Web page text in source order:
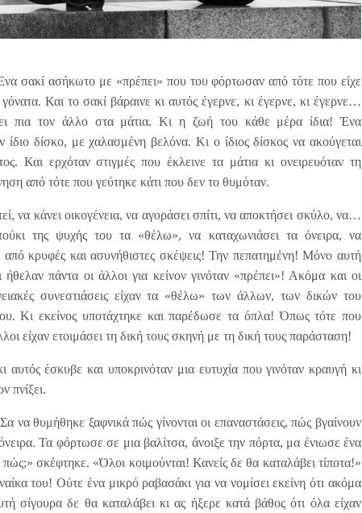
σακί ασήκωτο με «πρέπει» που του φόρτωσαν από τότε που είχε
Και το σακί βάραινε κι αυτός έγερνε, κι έγερνε, κι έγερνε…
πια τον άλλο στα μάτια. Κι η ζωή του κάθε μέρα ίδια! Ένα
δίσκο, με χαλασμένη βελόνα. Κι ο ίδιος δίσκος να ακούγεται
Και ερχόταν στιγμές που έκλεινε τα μάτια κι ονειρευόταν τη
από τότε που γεύτηκε κάτι που δεν το θυμόταν.
να κάνει οικογένεια, να αγοράσει σπίτι, να αποκτήσει σκύλο, να…
της ψυχής του τα «θέλω», να καταχωνιάσει τα όνειρα, να
από κρυφές και ασυνήθιστες σκέψεις! Την πεπατημένη! Μόνο αυτή
πάντα οι άλλοι για κείνον γινόταν «πρέπει»! Ακόμα και οι
συνεστιάσεις είχαν τα «θέλω» των άλλων, των δικών του
Κι εκείνος υποτάχτηκε και παρέδωσε τα όπλα! Όπως τότε που
είχαν ετοιμάσει τη δική τους σκηνή με τη δική τους παράσταση!
αυτός έσκυβε και υποκρινόταν μια ευτυχία που γινόταν κραυγή κι
πνίξει.
να θυμήθηκε ξαφνικά πώς γίνονται οι επαναστάσεις, πώς βγαίνουν
Τα φόρτωσε σε μια βαλίτσα, άνοιξε την πόρτα, μα ένιωσε ένα
σκέφτηκε. «Όλοι κοιμούνται! Κανείς δε θα καταλάβει τίποτα!»
του! Ούτε ένα μικρό ραβασάκι για να νομίσει εκείνη ότι ακόμα
σίγουρα δε θα καταλάβει κι ας ήξερε κατά βάθος ότι όλα είχαν